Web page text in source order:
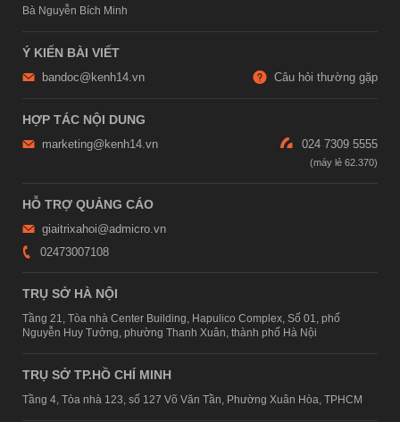
Bà Nguyễn Bích Minh
Ý KIẾN BÀI VIẾT
bandoc@kenh14.vn Câu hỏi thường gặp
HỢP TÁC NỘI DUNG
marketing@kenh14.vn 024 7309 5555
HỖ TRỢ QUẢNG CÁO
giaitrixahoi@admicro.vn
02473007108
TRỤ SỞ HÀ NỘI
Tầng 21, Tòa nhà Center Building, Hapulico Complex, Số 01, phố
Nguyễn Huy Tưởng, phường Thanh Xuân, thành phố Hà Nội
TRỤ SỞ TP.HỒ CHÍ MINH
Tầng 4, Tòa nhà 123, số 127 Võ Văn Tần, Phường Xuân Hòa, TPHCM